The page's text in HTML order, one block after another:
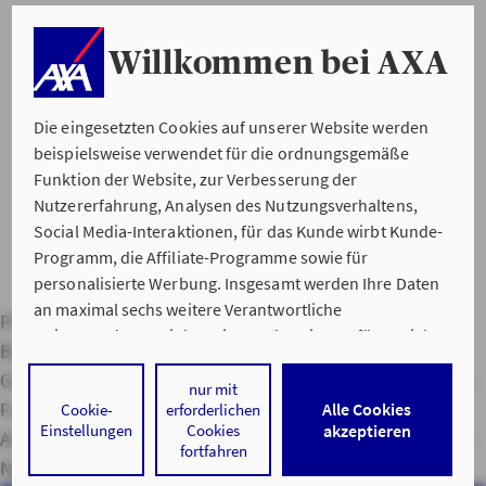
Willkommen bei AXA
Die eingesetzten Cookies auf unserer Website werden
beispielsweise verwendet für die ordnungsgemäße
Funktion der Website, zur Verbesserung der
Nutzererfahrung, Analysen des Nutzungsverhaltens,
Social Media-Interaktionen, für das Kunde wirbt Kunde-
Programm, die Affiliate-Programme sowie für
personalisierte Werbung. Insgesamt werden Ihre Daten
an maximal sechs weitere Verantwortliche
weitergegeben. Bei dem Einsatz der Dienste für Social
Media-Interaktionen und personalisierte Werbung
werden regelmäßig durch den jeweiligen Anbieter
individuelle Profile angelegt und mit Daten von anderen
Webseiten zu umfassenden Nutzungsprofilen von Ihnen
Alle Cookies
akzeptieren
nur mit
erforderlichen
Cookies
fortfahren
Cookie-
Einstellungen
CHECKLISTE HOCHWASSER (PDF, 60 KB)
Private HaftpflichtversicherungHausratversicherung
Berufsunfähigkeitsversicherung
Gebäudeversicherung
Service Apps
Freunde werben
Hilfe im Schadensfall
Servicenummern
AdressenLob & Kritik Impressum
Datenschutz & Cookies
Nutzungshinweise
Barrierefreiheit